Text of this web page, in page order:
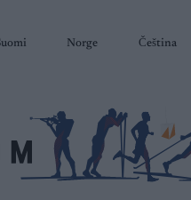
Norge Čeština